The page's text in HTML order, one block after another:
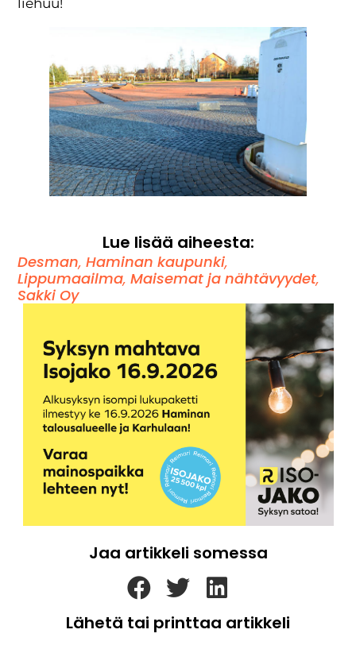
liehuu!
Lue lisää aiheesta:
Desman,Haminan kaupunki,
Lippumaailma,Maisemat ja nähtävyydet,
Sakki Oy
Jaa artikkeli somessa
Lähetä tai printtaa artikkeli